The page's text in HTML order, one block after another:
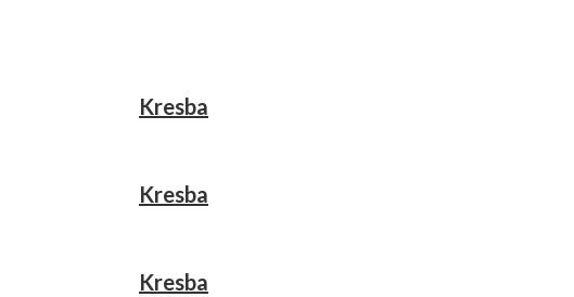
Kresba
Kresba
Kresba